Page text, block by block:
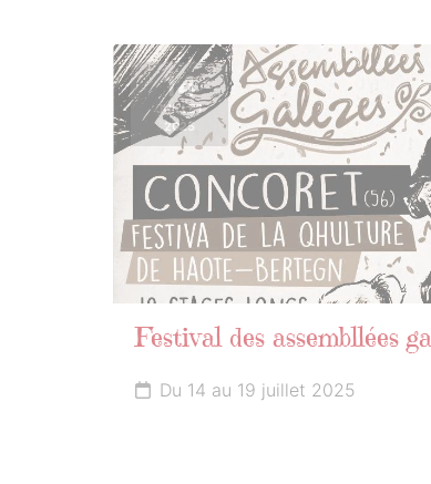
14
JUILLET
2025
Festival des assembllées
Du 14 au 19 juillet 2025